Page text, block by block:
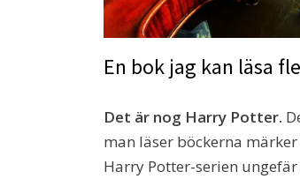
En bok jag kan läsa
Det är nog Harry Potter.
man läser böckerna
Harry Potter-serien